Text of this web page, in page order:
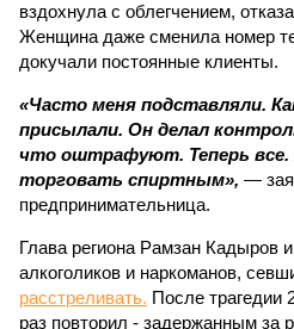
вздохнула с облегчением,
Женщина даже сменила номер
докучали постоянные клиенты.
«Часто меня подставляли.
присылали. Он делал
что оштрафуют. Теперь все.
торговать спиртным», —
предпринимательница.
Глава региона Рамзан Кадыров
алкоголиков и наркоманов,
расстреливать. После трагедии
раз повторил - задержанным за